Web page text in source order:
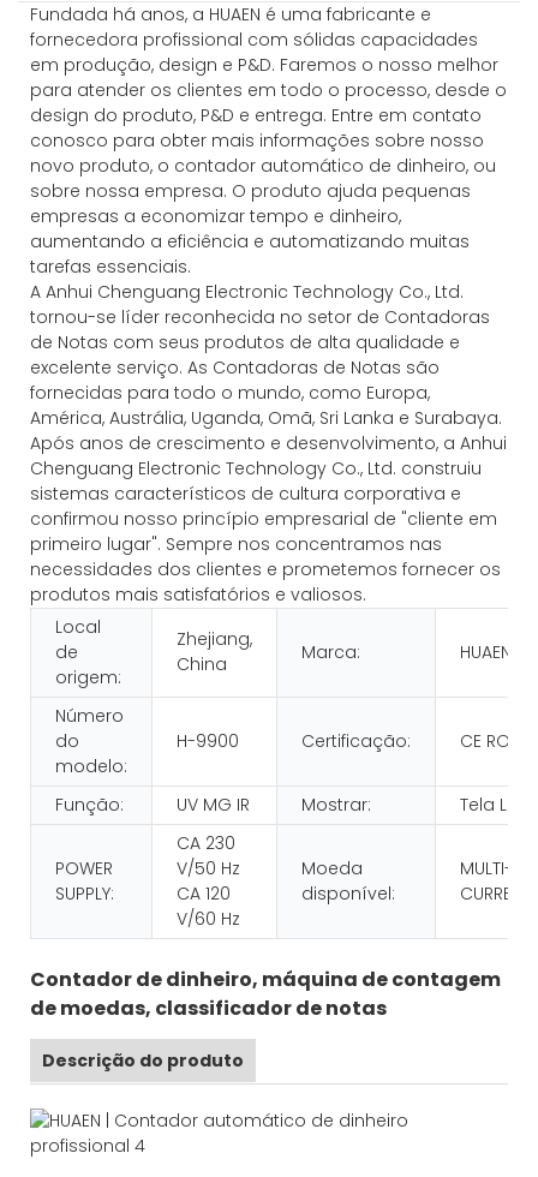
Fundada há anos, a HUAEN é uma fabricante e
fornecedora profissional com sólidas capacidades
em produção, design e P&D. Faremos o nosso melhor
para atender os clientes em todo o processo, desde o
design do produto, P&D e entrega. Entre em contato
conosco para obter mais informações sobre nosso
novo produto, o contador automático de dinheiro, ou
sobre nossa empresa. O produto ajuda pequenas
empresas a economizar tempo e dinheiro,
aumentando a eficiência e automatizando muitas
tarefas essenciais.
A Anhui Chenguang Electronic Technology Co., Ltd.
tornou-se líder reconhecida no setor de Contadoras
de Notas com seus produtos de alta qualidade e
excelente serviço. As Contadoras de Notas são
fornecidas para todo o mundo, como Europa,
América, Austrália, Uganda, Omã, Sri Lanka e Surabaya.
Após anos de crescimento e desenvolvimento, a Anhui
Chenguang Electronic Technology Co., Ltd. construiu
sistemas característicos de cultura corporativa e
confirmou nosso princípio empresarial de "cliente em
primeiro lugar". Sempre nos concentramos nas
necessidades dos clientes e prometemos fornecer os
produtos mais satisfatórios e valiosos.
Local
de
origem:
Zhejiang,
China
Marca: HUAEN
Número
do
modelo:
H-9900 Certificação: CE ROHS
Função: UV MG IR Mostrar: Tela LCD
POWER
SUPPLY:
CA 230
V/50 Hz
CA 120
V/60 Hz
Moeda
disponível:
MULTI-
Contador de dinheiro, máquina de contagem
de moedas, classificador de notas
Descrição do produto